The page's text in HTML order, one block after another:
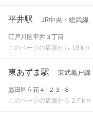
平井駅 JR中央・総武線
江戸川区平井３丁目
このページの店舗から 1.9 km
東あずま駅 東武亀戸線
墨田区立花４-２３-８
このページの店舗から 2.7 km